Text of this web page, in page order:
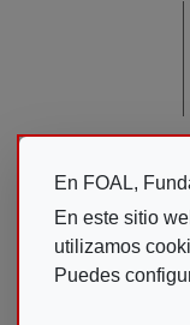
En FOAL,
En este sitio
utilizamos
Puedes